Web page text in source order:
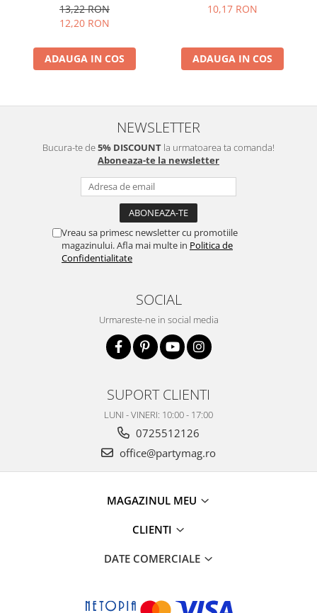
13,22 RON
12,20 RON
ADAUGA IN COS
10,17 RON
ADAUGA IN COS
NEWSLETTER
Bucura-te de5% DISCOUNT la urmatoarea ta comanda!
Aboneaza-te la newsletter
Vreau sa primesc newsletter cu promotiile
magazinului. Afla mai multe in Politica de
Confidentialitate
SOCIAL
Urmareste-ne in social media
SUPORT CLIENTI
LUNI - VINERI: 10:00 - 17:00
0725512126
office@partymag.ro
MAGAZINUL MEU
CLIENTI
DATE COMERCIALE